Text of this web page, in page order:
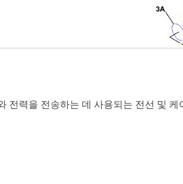
전력을 전송하는 데 사용되는 전선 및